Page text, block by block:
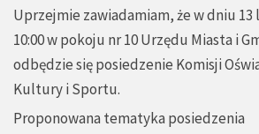
Uprzejmie zawiadamiam, że w dniu 13
10:00 w pokoju nr 10 Urzędu Miasta i
odbędzie się posiedzenie Komisji
Kultury i Sportu.
Proponowana tematyka posiedzenia